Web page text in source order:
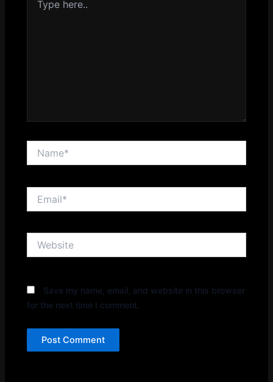
here..
Save my name, email, and website in this browser
for the next time I comment.